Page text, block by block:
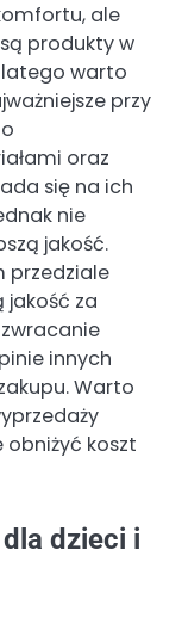
ale
produkty w
warto
przy
oraz
się na ich
nie
jakość.
przedziale
jakość za
innych
Warto
koszt
dzieci i